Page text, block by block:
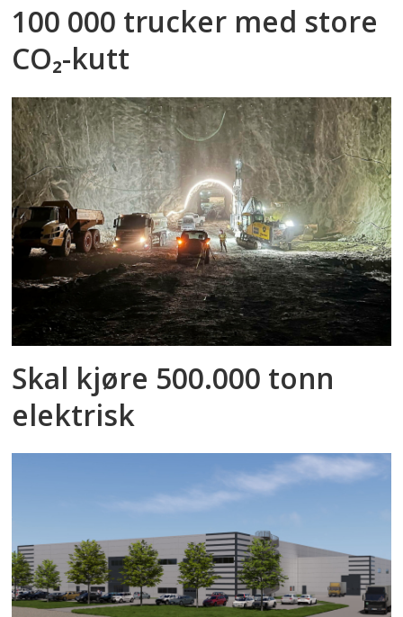
100 000 trucker med store
CO₂-kutt
Skal kjøre 500.000 tonn
elektrisk